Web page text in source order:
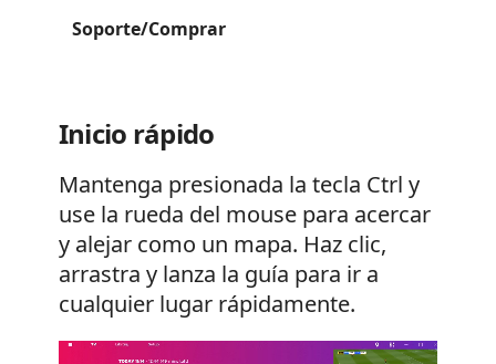
Soporte/Comprar
Inicio rápido
Mantenga presionada la tecla Ctrl y
use la rueda del mouse para acercar
y alejar como un mapa. Haz clic,
arrastra y lanza la guía para ir a
cualquier lugar rápidamente.